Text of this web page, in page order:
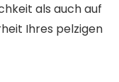
als auch auf
Ihres pelzigen